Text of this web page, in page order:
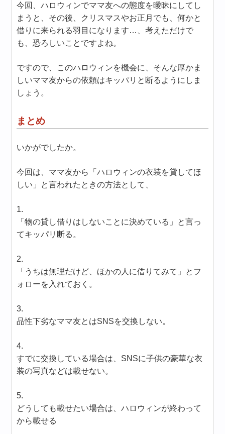
今回、ハロウィンでママ友への態度を曖昧にしてし
まうと、その後、クリスマスやお正月でも、何かと
借りに来られる羽目になります…、考えただけで
も、恐ろしいことですよね。
ですので、このハロウィンを機会に、そんな厚かま
しいママ友からの依頼はキッパリと断るようにしま
しょう。
まとめ
いかがでしたか。
今回は、ママ友から「ハロウィンの衣装を貸してほ
しい」と言われたときの方法として、
1.
「物の貸し借りはしないことに決めている」と言っ
てキッパリ断る。
2.
「うちは無理だけど、ほかの人に借りてみて」とフ
ォローを入れておく。
3.
品性下劣なママ友とはSNSを交換しない。
4.
すでに交換している場合は、SNSに子供の豪華な衣
装の写真などは載せない。
5.
どうしても載せたい場合は、ハロウィンが終わって
から載せる